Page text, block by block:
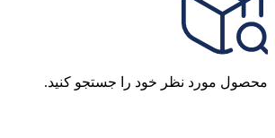
محصول مورد نظر خود را جستجو کنید.